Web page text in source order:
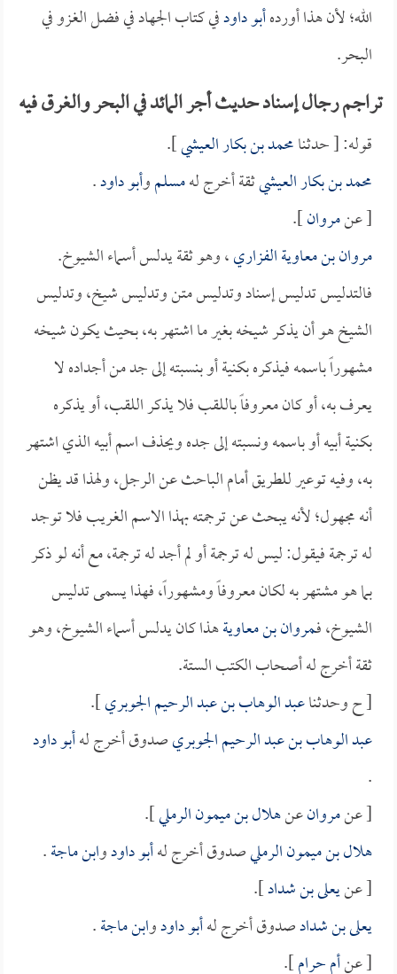
الله؛ لأن هذا أوردهأبو داودفي كتاب الجهاد في فضل الغزو في
البحر.
تراجم رجال إسناد حديث أجر المائد في البحر والغرق فيه
قوله: [ حدثنامحمد بن بكار العيشي].
محمد بن بكار العيشيثقة أخرج لهمسلموأبو داود.
[ عنمروان].
مروان بن معاوية الفزاري، وهو ثقة يدلس أسماء الشيوخ.
فالتدليس تدليس إسناد وتدليس متن وتدليس شيخ، وتدليس
الشيخ هو أن يذكر شيخه بغير ما اشتهر به، بحيث يكون شيخه
مشهوراً باسمه فيذكره بكنية أو بنسبته إلى جد من أجداده لا
يعرف به، أو كان معروفاً باللقب فلا يذكر اللقب، أو يذكره
بكنية أبيه أو باسمه ونسبته إلى جده ويحذف اسم أبيه الذي اشتهر
به، وفيه توعير للطريق أمام الباحث عن الرجل، ولهذا قد يظن
أنه مجهول؛ لأنه يبحث عن ترجمته بهذا الاسم الغريب فلا توجد
له ترجمة فيقول: ليس له ترجمة أو لم أجد له ترجمة، مع أنه لو ذكر
بما هو مشتهر به لكان معروفاً ومشهوراً، فهذا يسمى تدليس
الشيوخ، فـمروان بن معاويةهذا كان يدلس أسماء الشيوخ، وهو
ثقة أخرج له أصحاب الكتب الستة.
[ ح وحدثناعبد الوهاب بن عبد الرحيم الجوبري].
عبد الوهاب بن عبد الرحيم الجوبريصدوق أخرج لهأبو داود
.
[ عنمروانعنهلال بن ميمون الرملي].
هلال بن ميمون الرمليصدوق أخرج لهأبو داودوابن ماجة.
[ عنيعلى بن شداد].
يعلى بن شدادصدوق أخرج لهأبو داودوابن ماجة.
[ عنأم حرام].